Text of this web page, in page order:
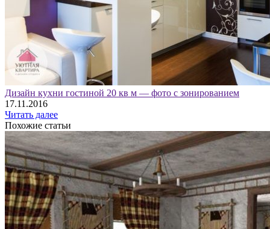
Дизайн кухни гостиной 20 кв м — фото с зонированием
17.11.2016
Читать далее
Похожие статьи